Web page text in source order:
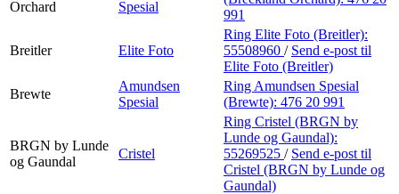
Orchard
Spesial
991
Breitler Elite Foto
Ring Elite Foto (Breitler):
55508960 / Send e-post til
Elite Foto (Breitler)
Brewte
Amundsen
Spesial
Ring Amundsen Spesial
(Brewte): 476 20 991
BRGN by Lunde
og Gaundal
Cristel
Ring Cristel (BRGN by
Lunde og Gaundal):
55269525 / Send e-post til
Cristel (BRGN by Lunde og
Gaundal)